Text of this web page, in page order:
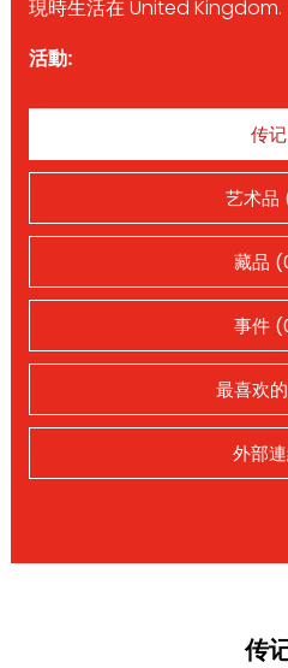
現時生活在 United Kingdom.
活動:
传记
艺术品
藏品
事件
最喜欢
外部
传